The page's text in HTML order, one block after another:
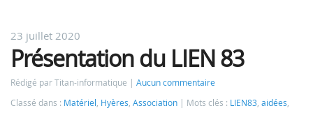
23 juillet 2020
Présentation du LIEN 83
Rédigé par Titan-informatique
Aucun commentaire
Classé dans : Matériel Hyères Association Mots clés : LIEN83 aidées